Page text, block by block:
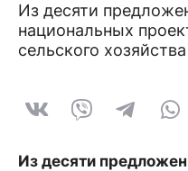
Из десяти
национальных
сельского
Из десяти